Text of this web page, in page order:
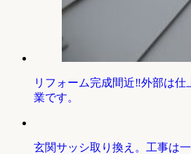
リフォーム完成間近‼外部は
業です。
玄関サッシ取り換え。工事は